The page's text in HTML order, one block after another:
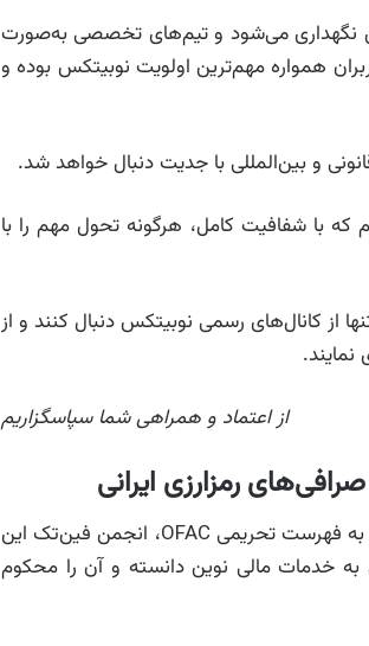
نگهداری می‌شود و تیم‌های تخصصی به‌صورت
همواره مهم‌ترین اولویت نوبیتکس بوده و
و بین‌المللی با جدیت دنبال خواهد شد.
که با شفافیت کامل، هرگونه تحول مهم را با
از کانال‌های رسمی نوبیتکس دنبال کنند و از
از اعتماد و همراهی شما سپاسگزاریم
رمزارزی ایرانی
در پی انتشار خبر اضافه‌شدن نام چند صرافی رمزارز ایرانی به فهرست تحریمی OFAC، انجمن فین‌تک این
به خدمات مالی نوین دانسته و آن را محکوم